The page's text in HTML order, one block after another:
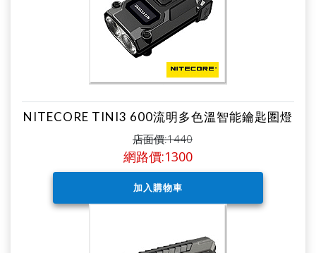
NITECORE TINI3 600流明多色溫智能鑰匙圏燈
店面價:1440
網路價:1300